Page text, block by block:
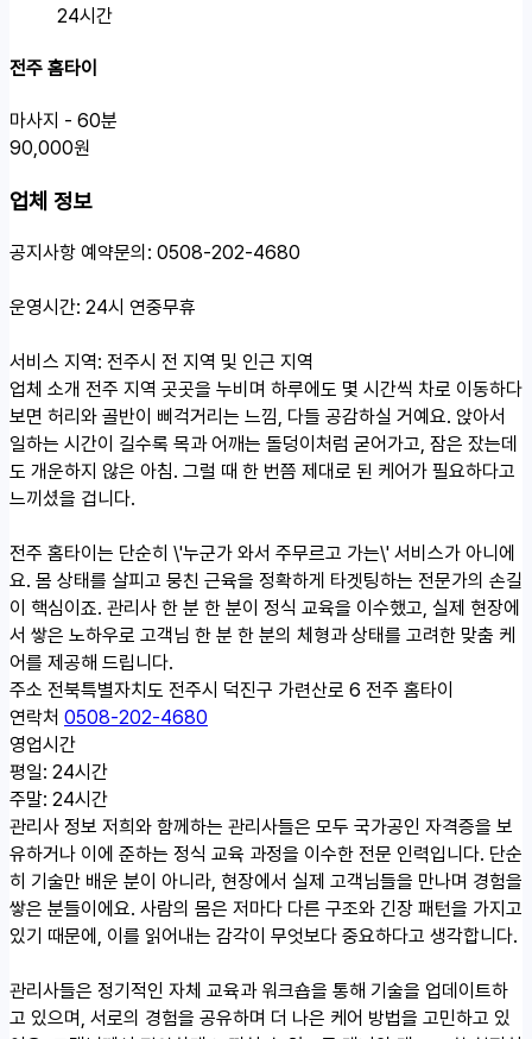
24시간
전주 홈타이
마사지 - 60분
90,000원
업체 정보
공지사항예약문의: 0508-202-4680
운영시간: 24시 연중무휴
서비스 지역: 전주시 전 지역 및 인근 지역
업체 소개 전주 지역 곳곳을 누비며 하루에도 몇 시간씩 차로 이동하다
보면 허리와 골반이 삐걱거리는 느낌, 다들 공감하실 거예요. 앉아서
일하는 시간이 길수록 목과 어깨는 돌덩이처럼 굳어가고, 잠은 잤는데
도 개운하지 않은 아침. 그럴 때 한 번쯤 제대로 된 케어가 필요하다고
느끼셨을 겁니다.
전주 홈타이는 단순히 \'누군가 와서 주무르고 가는\' 서비스가 아니에
요. 몸 상태를 살피고 뭉친 근육을 정확하게 타겟팅하는 전문가의 손길
이 핵심이죠. 관리사 한 분 한 분이 정식 교육을 이수했고, 실제 현장에
서 쌓은 노하우로 고객님 한 분 한 분의 체형과 상태를 고려한 맞춤 케
어를 제공해 드립니다.
주소 전북특별자치도 전주시 덕진구 가련산로 6 전주 홈타이
연락처 0508-202-4680
영업시간
평일: 24시간
주말: 24시간
관리사 정보 저희와 함께하는 관리사들은 모두 국가공인 자격증을 보
유하거나 이에 준하는 정식 교육 과정을 이수한 전문 인력입니다. 단순
히 기술만 배운 분이 아니라, 현장에서 실제 고객님들을 만나며 경험을
쌓은 분들이에요. 사람의 몸은 저마다 다른 구조와 긴장 패턴을 가지고
있기 때문에, 이를 읽어내는 감각이 무엇보다 중요하다고 생각합니다.
관리사들은 정기적인 자체 교육과 워크숍을 통해 기술을 업데이트하
고 있으며, 서로의 경험을 공유하며 더 나은 케어 방법을 고민하고 있